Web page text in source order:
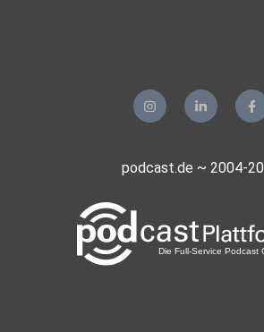
podcast.de ~ 2004-